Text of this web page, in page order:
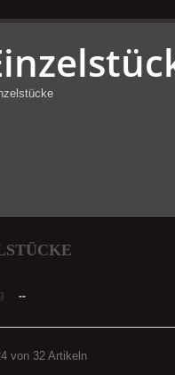
--
von 32 Artikeln